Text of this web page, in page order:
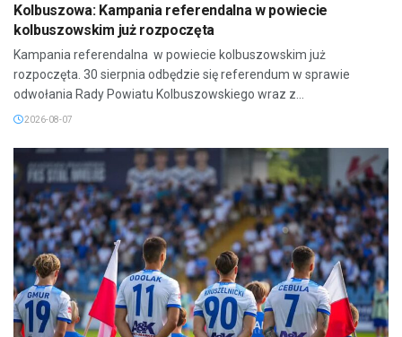
Kolbuszowa: Kampania referendalna w powiecie
kolbuszowskim już rozpoczęta
Kampania referendalna w powiecie kolbuszowskim już
rozpoczęta. 30 sierpnia odbędzie się referendum w sprawie
odwołania Rady Powiatu Kolbuszowskiego wraz z...
2026-08-07